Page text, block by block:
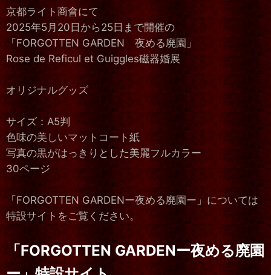
京都ライト商會にて
2025年5月20日から25日まで開催の
「FORGOTTEN GARDEN 夜める廃園」
Rose de Reficul et Guiggles磁器婚展
オリジナルグッズ
サイズ：A5判
色味の美しいマットコート紙
写真の黒がはっきりとした美麗フルカラー
30ページ
「FORGOTTEN GARDENー夜める廃園ー」については
特設サイトをご覧ください。
「FORGOTTEN GARDENー夜める廃園